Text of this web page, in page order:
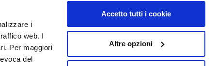
i
web. I
Per maggiori
del
Accetto tutti i cookie
Altre opzioni